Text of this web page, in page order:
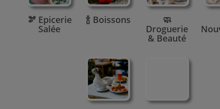
🫘 Epicerie
Salée
🍾 Boissons 🧼
Droguerie
& Beauté